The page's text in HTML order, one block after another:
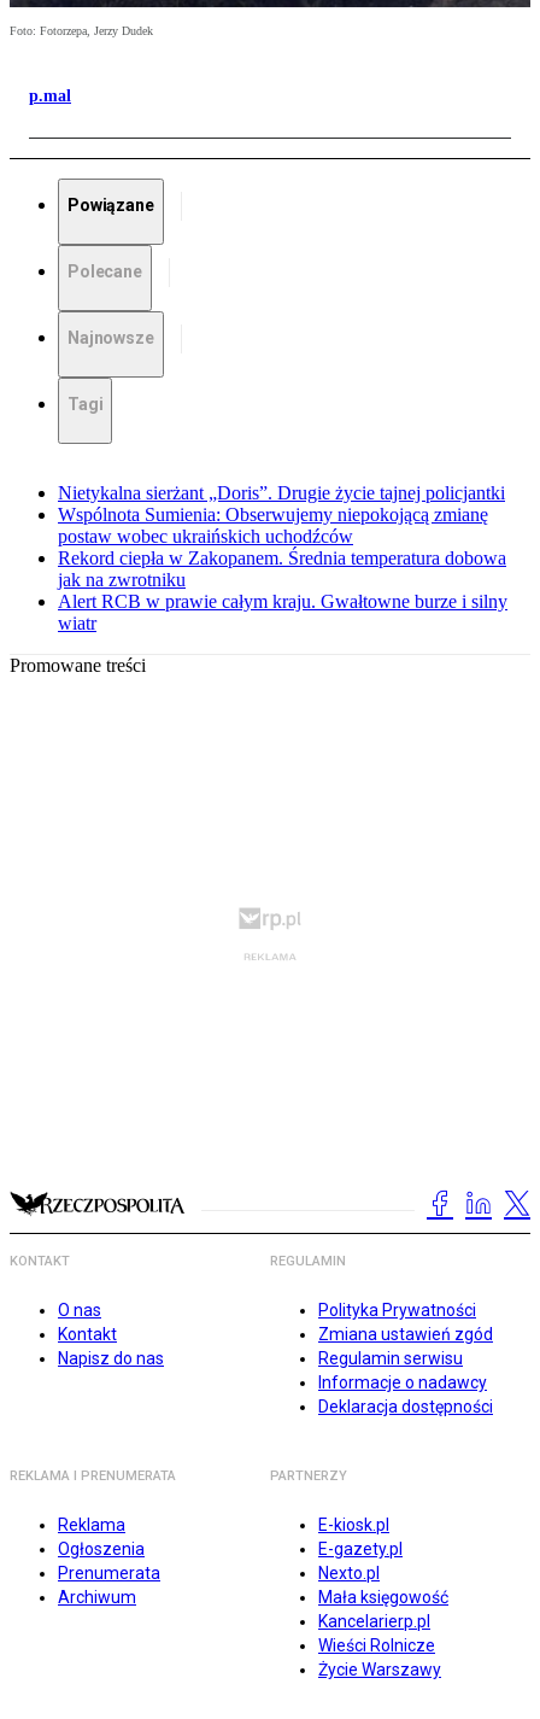
Foto: Fotorzepa, Jerzy Dudek
p.mal
Powiązane
Polecane
Najnowsze
Tagi
Nietykalna sierżant „Doris”. Drugie życie tajnej policjantki
Wspólnota Sumienia: Obserwujemy niepokojącą zmianę
postaw wobec ukraińskich uchodźców
Rekord ciepła w Zakopanem. Średnia temperatura dobowa
jak na zwrotniku
Alert RCB w prawie całym kraju. Gwałtowne burze i silny
wiatr
Promowane treści
KONTAKT
O nas
Kontakt
Napisz do nas
REGULAMIN
Polityka Prywatności
Zmiana ustawień zgód
Regulamin serwisu
Informacje o nadawcy
Deklaracja dostępności
REKLAMA I PRENUMERATA
Reklama
Ogłoszenia
Prenumerata
Archiwum
PARTNERZY
E-kiosk.pl
E-gazety.pl
Nexto.pl
Mała księgowość
Kancelarierp.pl
Wieści Rolnicze
Życie Warszawy